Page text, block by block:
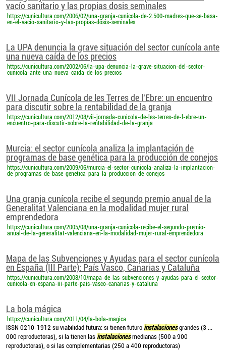
vacío sanitario y las propias dosis seminales
https://cunicultura.com/2006/02/una-granja-cunicola-de-2.500-madres-que-se-basa-
en-el-vacio-sanitario-y-las-propias-dosis-seminales
La UPA denuncia la grave situación del sector cunícola ante
una nueva caída de los precios
https://cunicultura.com/2002/06/la-upa-denuncia-la-grave-situacion-del-sector-
cunicola-ante-una-nueva-caida-de-los-precios
VII Jornada Cunícola de les Terres de l'Ebre: un encuentro
para discutir sobre la rentabilidad de la granja
https://cunicultura.com/2012/08/vii-jornada-cunicola-de-les-terres-de-l-ebre-un-
encuentro-para-discutir-sobre-la-rentabilidad-de-la-granja
Murcia: el sector cunícola analiza la implantación de
programas de base genética para la producción de conejos
https://cunicultura.com/2009/06/murcia-el-sector-cunicola-analiza-la-implantacion-
de-programas-de-base-genetica-para-la-produccion-de-conejos
Una granja cunícola recibe el segundo premio anual de la
Generalitat Valenciana en la modalidad mujer rural
emprendedora
https://cunicultura.com/2005/08/una-granja-cunicola-recibe-el-segundo-premio-
anual-de-la-generalitat-valenciana-en-la-modalidad-mujer-rural-emprendedora
Mapa de las Subvenciones y Ayudas para el sector cunícola
en España (III Parte): País Vasco, Canarias y Cataluña
https://cunicultura.com/2008/10/mapa-de-las-subvenciones-y-ayudas-para-el-sector-
cunicola-en-espana-iii-parte-pais-vasco-canarias-y-cataluna
La bola mágica
https://cunicultura.com/2011/04/la-bola-magica
ISSN 0210-1912 su viabilidad futura: si tienen futuro instalacionesgrandes (3 ...
000 reproductoras), si la tienen las instalacionesmedianas (500 a 900
reproductoras), o si las complementarias (250 a 400 reproductoras)